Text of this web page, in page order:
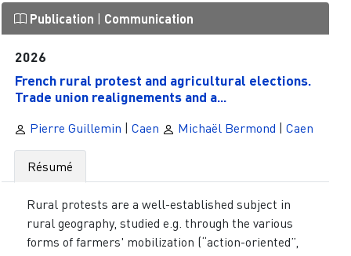
Publication Communication
2026
French rural protest and agricultural elections.
Trade union realignements and a...
Pierre Guillemin | Caen Michaël Bermond | Caen
Résumé
Rural protests are a well-established subject in
rural geography, studied e.g. through the various
forms of farmers' mobilization (“action-oriented”,